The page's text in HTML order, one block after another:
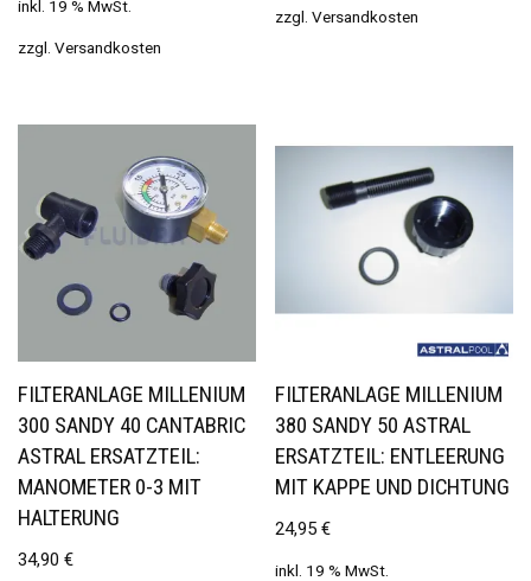
inkl. 19 % MwSt.
zzgl. Versandkosten
zzgl.Versandkosten
FILTERANLAGE MILLENIUM
300 SANDY 40 CANTABRIC
ASTRAL ERSATZTEIL:
MANOMETER 0-3 MIT
HALTERUNG
34,90 €
FILTERANLAGE MILLENIUM
380 SANDY 50 ASTRAL
ERSATZTEIL: ENTLEERUNG
MIT KAPPE UND DICHTUNG
24,95€
inkl. 19 % MwSt.